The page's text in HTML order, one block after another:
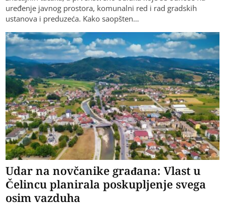
uređenje javnog prostora, komunalni red i rad gradskih
ustanova i preduzeća. Kako saopšten…
Udar na novčanike građana: Vlast u
Čelincu planirala poskupljenje svega
osim vazduha